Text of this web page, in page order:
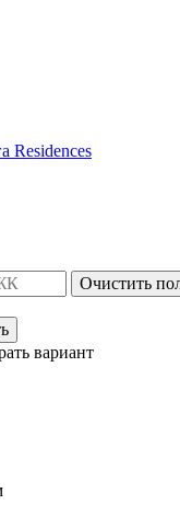
Residences
Очистить
вариант